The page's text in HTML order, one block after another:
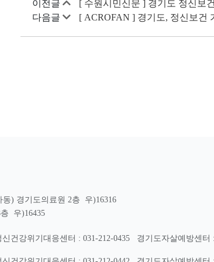
이전글
[ 수원시민신문 ] 경기도 정신보
다음글
[ ACROFAN ] 경기도, 정신보건
) 경기도의료원 2층 우)16316
우)16435
건강위기대응센터 : 031-212-0435 경기도자살예방센터